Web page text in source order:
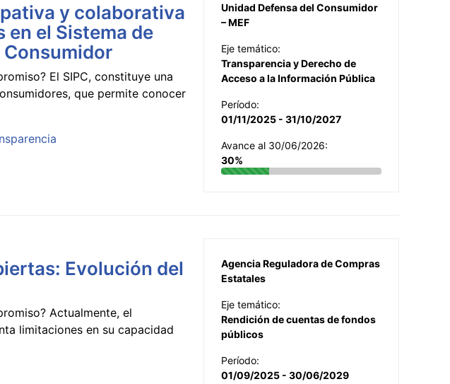
y colaborativa
en el Sistema de
El SIPC, constituye una
que permite conocer
Unidad Defensa del Consumidor
– MEF
Eje temático:
Transparencia y Derecho de
Acceso a la Información Pública
Período:
01/11/2025 - 31/10/2027
Avance al 30/06/2026:
30%
Evolución del
Actualmente, el
limitaciones en su capacidad
Agencia Reguladora de Compras
Estatales
Eje temático:
Rendición de cuentas de fondos
públicos
Período:
01/09/2025 - 30/06/2029